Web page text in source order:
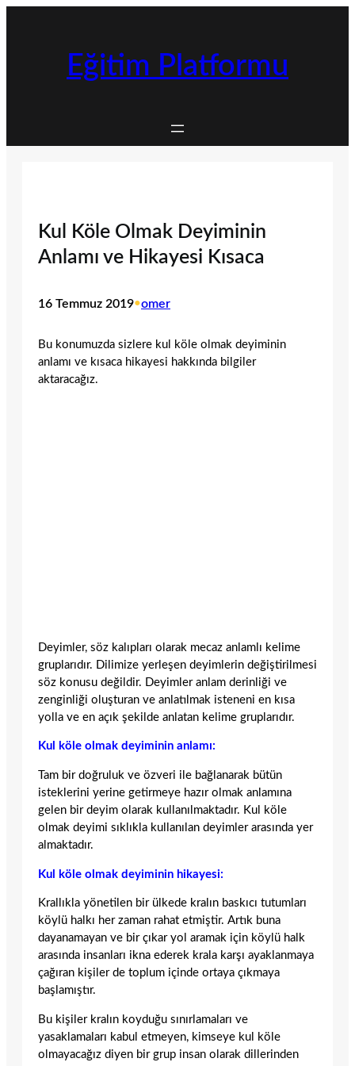
Eğitim Platformu
Kul Köle Olmak Deyiminin
Anlamı ve Hikayesi Kısaca
16 Temmuz 2019•omer
Bu konumuzda sizlere kul köle olmak deyiminin
anlamı ve kısaca hikayesi hakkında bilgiler
aktaracağız.
Deyimler, söz kalıpları olarak mecaz anlamlı kelime
gruplarıdır. Dilimize yerleşen deyimlerin değiştirilmesi
söz konusu değildir. Deyimler anlam derinliği ve
zenginliği oluşturan ve anlatılmak isteneni en kısa
yolla ve en açık şekilde anlatan kelime gruplarıdır.
Kul köle olmak deyiminin anlamı:
Tam bir doğruluk ve özveri ile bağlanarak bütün
isteklerini yerine getirmeye hazır olmak anlamına
gelen bir deyim olarak kullanılmaktadır. Kul köle
olmak deyimi sıklıkla kullanılan deyimler arasında yer
almaktadır.
Kul köle olmak deyiminin hikayesi:
Krallıkla yönetilen bir ülkede kralın baskıcı tutumları
köylü halkı her zaman rahat etmiştir. Artık buna
dayanamayan ve bir çıkar yol aramak için köylü halk
arasında insanları ikna ederek krala karşı ayaklanmaya
çağıran kişiler de toplum içinde ortaya çıkmaya
başlamıştır.
Bu kişiler kralın koyduğu sınırlamaları ve
yasaklamaları kabul etmeyen, kimseye kul köle
olmayacağız diyen bir grup insan olarak dillerinden